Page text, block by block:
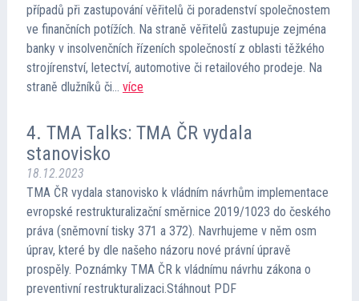
případů při zastupování věřitelů či poradenství společnostem
ve finančních potížích. Na straně věřitelů zastupuje zejména
banky v insolvenčních řízeních společností z oblasti těžkého
strojírenství, letectví, automotive či retailového prodeje. Na
straně dlužníků či… více
4. TMA Talks: TMA ČR vydala
stanovisko
18.12.2023
TMA ČR vydala stanovisko k vládním návrhům implementace
evropské restrukturalizační směrnice 2019/1023 do českého
práva (sněmovní tisky 371 a 372). Navrhujeme v něm osm
úprav, které by dle našeho názoru nové právní úpravě
prospěly. Poznámky TMA ČR k vládnímu návrhu zákona o
preventivní restrukturalizaci.Stáhnout PDF